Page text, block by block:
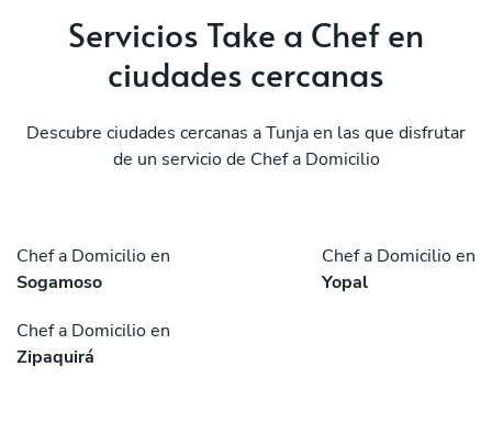
Servicios Take a Chef en
ciudades cercanas
Descubre ciudades cercanas a Tunja en las que disfrutar
de un servicio de Chef a Domicilio
Chef a Domicilio en
Sogamoso
Chef a Domicilio en
Yopal
Chef a Domicilio en
Zipaquirá